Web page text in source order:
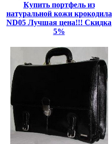
Купить портфель из
натуральной кожи крокодила
ND05 Лучшая цена!!! Скидка
5%